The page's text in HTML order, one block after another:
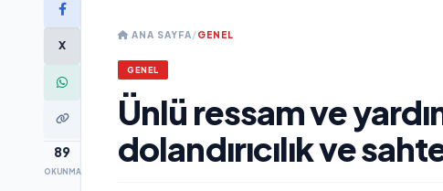
X
89
OKUNMA
ANA SAYFA/GENEL
GENEL
Ünlü ressam ve
dolandırıcılık ve